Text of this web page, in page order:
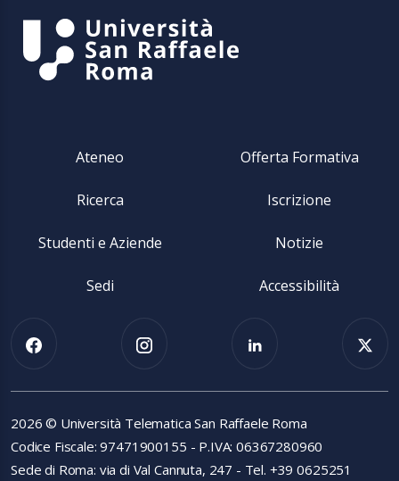
Ateneo Offerta Formativa
Ricerca Iscrizione
Studenti e Aziende Notizie
Sedi Accessibilità
2026 © Università Telematica San Raffaele Roma
Codice Fiscale: 97471900155 - P.IVA: 06367280960
Sede di Roma: via di Val Cannuta, 247 - Tel. +39 0625251